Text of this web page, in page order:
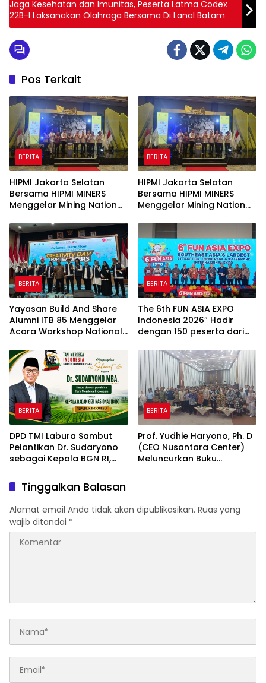
Jaga Kesehatan dan Imunitas, Peserta Latma Codex
22B-I Laksanakan Olahraga Bersama Di Lanal Batam
Pos Terkait
BERITA
HIPMI Jakarta Selatan
Bersama HIPMI MINERS
Menggelar Mining Nation
Indah Golf Jakarta
BERITA
HIPMI Jakarta Selatan
Bersama HIPMI MINERS
Menggelar Mining Nation
Indah Golf Jakarta
BERITA
Yayasan Build And Share
Alumni ITB 85 Menggelar
Acara Workshop National
2026 & Dibuka Resmi
Pramono Anung (Gubernur
DKI Jakarta)
BERITA
The 6th FUN ASIA EXPO
Indonesia 2026″ Hadir
dengan 150 peserta dari
Industri Taman Rekreasi
dan Ekosistem Pariwisata
di Tanah Air
BERITA
DPD TMI Labura Sambut
Pelantikan Dr. Sudaryono
sebagai Kepala BGN RI,
Ketahanan Pangan dan
Gizi Nasional
BERITA
Prof. Yudhie Haryono, Ph. D
(CEO Nusantara Center)
Meluncurkan Buku
Simposium Nasional
bertema “Urgensi Undang-
Tinggalkan Balasan
Alamat email Anda tidak akan dipublikasikan. Ruas yang
wajib ditandai *